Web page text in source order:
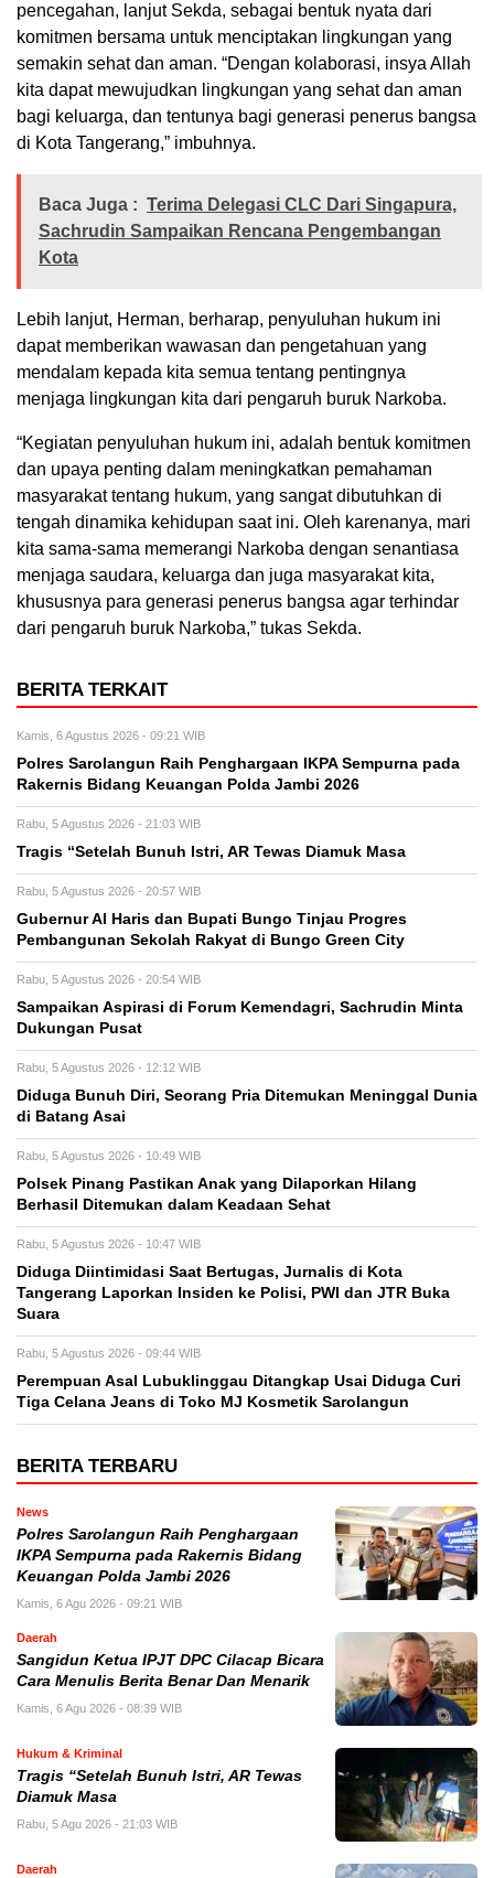
pencegahan, lanjut Sekda, sebagai bentuk nyata dari
komitmen bersama untuk menciptakan lingkungan yang
semakin sehat dan aman. “Dengan kolaborasi, insya Allah
kita dapat mewujudkan lingkungan yang sehat dan aman
bagi keluarga, dan tentunya bagi generasi penerus bangsa
di Kota Tangerang,” imbuhnya.
Baca Juga : Terima Delegasi CLC Dari Singapura,
Sachrudin Sampaikan Rencana Pengembangan
Kota
Lebih lanjut, Herman, berharap, penyuluhan hukum ini
dapat memberikan wawasan dan pengetahuan yang
mendalam kepada kita semua tentang pentingnya
menjaga lingkungan kita dari pengaruh buruk Narkoba.
“Kegiatan penyuluhan hukum ini, adalah bentuk komitmen
dan upaya penting dalam meningkatkan pemahaman
masyarakat tentang hukum, yang sangat dibutuhkan di
tengah dinamika kehidupan saat ini. Oleh karenanya, mari
kita sama-sama memerangi Narkoba dengan senantiasa
menjaga saudara, keluarga dan juga masyarakat kita,
khususnya para generasi penerus bangsa agar terhindar
dari pengaruh buruk Narkoba,” tukas Sekda.
BERITA TERKAIT
Kamis, 6 Agustus 2026 - 09:21 WIB
Polres Sarolangun Raih Penghargaan IKPA Sempurna pada
Rakernis Bidang Keuangan Polda Jambi 2026
Rabu, 5 Agustus 2026 - 21:03 WIB
Tragis “Setelah Bunuh Istri, AR Tewas Diamuk Masa
Rabu, 5 Agustus 2026 - 20:57 WIB
​Gubernur Al Haris dan Bupati Bungo Tinjau Progres
Pembangunan Sekolah Rakyat di Bungo Green City
Rabu, 5 Agustus 2026 - 20:54 WIB
Sampaikan Aspirasi di Forum Kemendagri, Sachrudin Minta
Dukungan Pusat
Rabu, 5 Agustus 2026 - 12:12 WIB
Diduga Bunuh Diri, Seorang Pria Ditemukan Meninggal Dunia
di Batang Asai
Rabu, 5 Agustus 2026 - 10:49 WIB
Polsek Pinang Pastikan Anak yang Dilaporkan Hilang
Berhasil Ditemukan dalam Keadaan Sehat
Rabu, 5 Agustus 2026 - 10:47 WIB
Diduga Diintimidasi Saat Bertugas, Jurnalis di Kota
Tangerang Laporkan Insiden ke Polisi, PWI dan JTR Buka
Suara
Rabu, 5 Agustus 2026 - 09:44 WIB
Perempuan Asal Lubuklinggau Ditangkap Usai Diduga Curi
Tiga Celana Jeans di Toko MJ Kosmetik Sarolangun
BERITA TERBARU
News
Polres Sarolangun Raih Penghargaan
IKPA Sempurna pada Rakernis Bidang
Keuangan Polda Jambi 2026
Kamis, 6 Agu 2026 - 09:21 WIB
Daerah
Sangidun Ketua IPJT DPC Cilacap Bicara
Cara Menulis Berita Benar Dan Menarik
Kamis, 6 Agu 2026 - 08:39 WIB
Hukum & Kriminal
Tragis “Setelah Bunuh Istri, AR Tewas
Diamuk Masa
Rabu, 5 Agu 2026 - 21:03 WIB
Daerah